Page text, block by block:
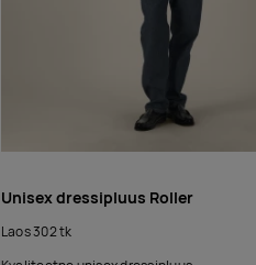
Unisex dressipluus Roller
Laos 302 tk